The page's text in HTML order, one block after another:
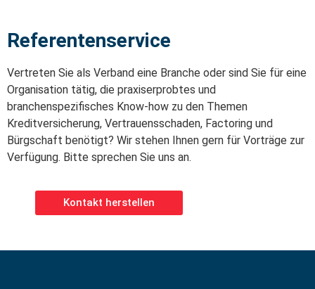
Referentenservice
Vertreten Sie als Verband eine Branche oder sind Sie für eine
Organisation tätig, die praxiserprobtes und
branchenspezifisches Know-how zu den Themen
Kreditversicherung, Vertrauensschaden, Factoring und
Bürgschaft benötigt? Wir stehen Ihnen gern für Vorträge zur
Verfügung. Bitte sprechen Sie uns an.
Kontakt herstellen